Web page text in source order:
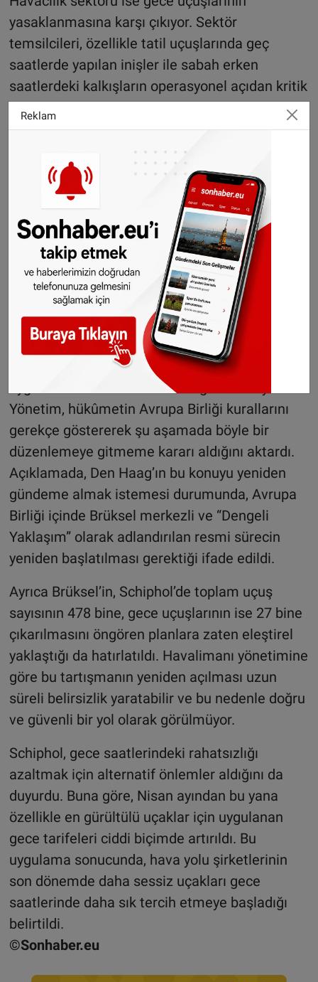
yasaklanmasına karşı çıkıyor. Sektör
temsilcileri, özellikle tatil uçuşlarında geç
saatlerde yapılan inişler ile sabah erken
saatlerdeki kalkışların operasyonel açıdan kritik
öneme sahip olduğunu savunuyor.
olduğunu vurgulayan temsilciler, Schiphol’ün
ülkenin ekonomik kapasitesini, uluslararası
bağlantılarını ve rekabet gücünü artırdığını
belirtiyor. Ayrıca daha temiz, yeni nesil
uçakların kullanıldığı ve sürdürülebilir havacılık
yakıtlarının (SAF) yaygınlaştırılmasının teşvik
edildiği de ifade ediliyor.
Schiphol’ün yanıtı
Schiphol yönetimi, gece uçuşlarının tamamen
durdurulmasının kısa vadede kolayca
uygulanabilir bir önlem olmadığını belirtiyor.
Yönetim, hükûmetin Avrupa Birliği kurallarını
gerekçe göstererek şu aşamada böyle bir
düzenlemeye gitmeme kararı aldığını aktardı.
Açıklamada, Den Haag’ın bu konuyu yeniden
gündeme almak istemesi durumunda, Avrupa
Birliği içinde Brüksel merkezli ve “Dengeli
Yaklaşım” olarak adlandırılan resmi sürecin
yeniden başlatılması gerektiği ifade edildi.
Ayrıca Brüksel’in, Schiphol’de toplam uçuş
sayısının 478 bine, gece uçuşlarının ise 27 bine
çıkarılmasını öngören planlara zaten eleştirel
yaklaştığı da hatırlatıldı. Havalimanı yönetimine
göre bu tartışmanın yeniden açılması uzun
süreli belirsizlik yaratabilir ve bu nedenle doğru
ve güvenli bir yol olarak görülmüyor.
Schiphol, gece saatlerindeki rahatsızlığı
azaltmak için alternatif önlemler aldığını da
duyurdu. Buna göre, Nisan ayından bu yana
özellikle en gürültülü uçaklar için uygulanan
gece tarifeleri ciddi biçimde artırıldı. Bu
uygulama sonucunda, hava yolu şirketlerinin
son dönemde daha sessiz uçakları gece
saatlerinde daha sık tercih etmeye başladığı
belirtildi.
©Sonhaber.eu
Reklam